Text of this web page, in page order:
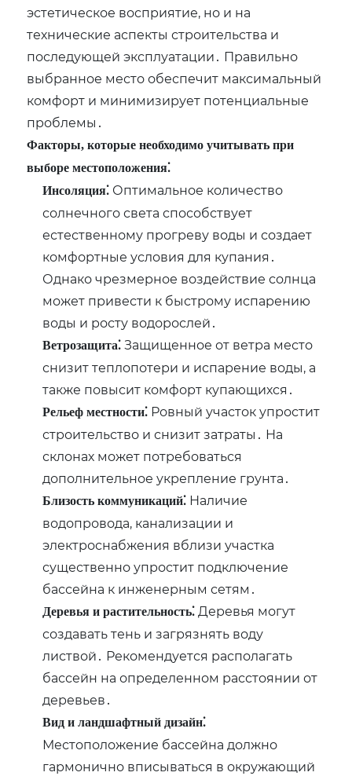
эстетическое восприятие, но и на
технические аспекты строительства и
последующей эксплуатации․ Правильно
выбранное место обеспечит максимальный
комфорт и минимизирует потенциальные
проблемы․
Факторы, которые необходимо учитывать при
выборе местоположения⁚
Инсоляция⁚ Оптимальное количество
солнечного света способствует
естественному прогреву воды и создает
комфортные условия для купания․
Однако чрезмерное воздействие солнца
может привести к быстрому испарению
воды и росту водорослей․
Ветрозащита⁚ Защищенное от ветра место
снизит теплопотери и испарение воды, а
также повысит комфорт купающихся․
Рельеф местности⁚ Ровный участок упростит
строительство и снизит затраты․ На
склонах может потребоваться
дополнительное укрепление грунта․
Близость коммуникаций⁚ Наличие
водопровода, канализации и
электроснабжения вблизи участка
существенно упростит подключение
бассейна к инженерным сетям․
Деревья и растительность⁚ Деревья могут
создавать тень и загрязнять воду
листвой․ Рекомендуется располагать
бассейн на определенном расстоянии от
деревьев․
Вид и ландшафтный дизайн⁚
Местоположение бассейна должно
гармонично вписываться в окружающий